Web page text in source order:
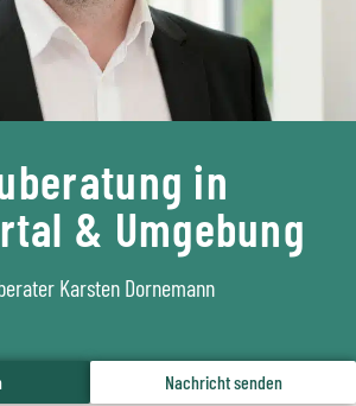
in
& Umgebung
Karsten Dornemann
Nachricht senden